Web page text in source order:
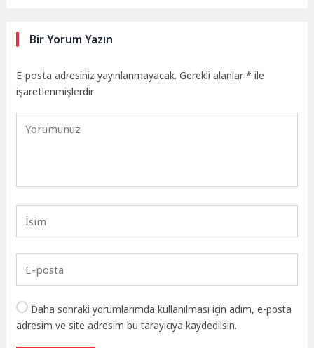
Bir Yorum Yazın
E-posta adresiniz yayınlanmayacak. Gerekli alanlar* ile
işaretlenmişlerdir
Daha sonraki yorumlarımda kullanılması için adım, e-posta
adresim ve site adresim bu tarayıcıya kaydedilsin.